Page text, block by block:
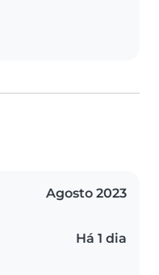
Agosto 2023
Há 1 dia